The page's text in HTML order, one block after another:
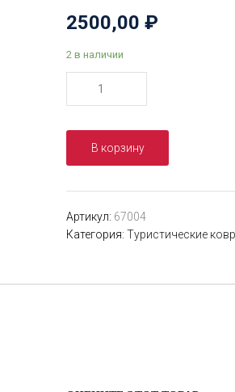
2500,00 ₽
2 в наличии
ортопедический
флокированный
синий
см
В корзину
Артикул: 67004
Категория: Туристические